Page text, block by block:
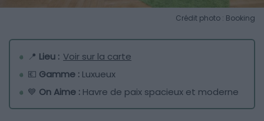
Crédit photo : Booking
📍 Lieu : Voir sur la carte
💶 Gamme : Luxueux
💙 On Aime : Havre de paix spacieux et moderne